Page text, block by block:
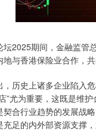
坛2025期间，金融监管
与香港保险业合作，
，历史上诸多企业陷入
”尤为重要，这既是维
契合行业趋势的发展战
足的内外部资源支撑